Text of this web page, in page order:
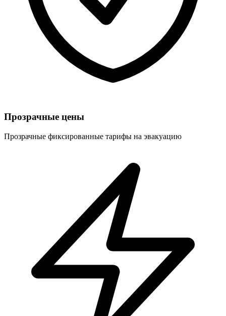
Прозрачные цены
Прозрачные фиксированные тарифы на эвакуацию